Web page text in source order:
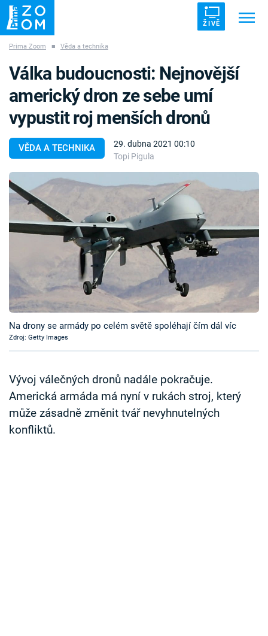
ŽIVĚ
ZÁHADY VETŘELCI DÁVNOVĚKU
Témata
Témata
Pořady
TV Program
Časopis
Sledujte prima+
Sledujte nás
Prima Zoom ■ Věda a technika
VĚDA A TECHNIKA
29. dubna 2021 00:10
Topi Pigula
Válka budoucnosti: Nejnovější
americký dron ze sebe umí
vypustit roj menších dronů
Na drony se armády po celém světě spoléhají čím dál víc
Zdroj: Getty Images
Vývoj válečných dronů nadále pokračuje.
Americká armáda má nyní v rukách stroj, který
může zásadně změnit tvář nevyhnutelných
konfliktů.